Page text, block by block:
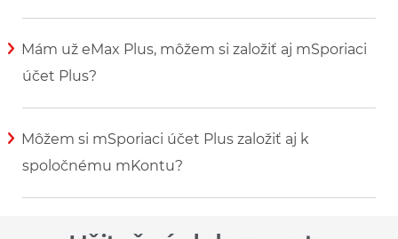
Mám už eMax Plus, môžem si založiť aj mSporiaci
účet Plus?
Môžem si mSporiaci účet Plus založiť aj k
spoločnému mKontu?